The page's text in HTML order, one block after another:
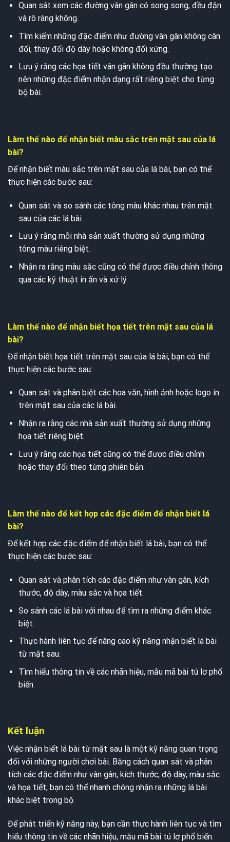
Quan sát xem các đường vân gân có song song, đều đặn
và rõ ràng không.
Tìm kiếm những đặc điểm như đường vân gân không cân
đối, thay đổi độ dày hoặc không đối xứng.
Lưu ý rằng các họa tiết vân gân không đều thường tạo
nên những đặc điểm nhận dạng rất riêng biệt cho từng
bộ bài.
Làm thế nào để nhận biết màu sắc trên mặt sau của lá
bài?
Để nhận biết màu sắc trên mặt sau của lá bài, bạn có thể
thực hiện các bước sau:
Quan sát và so sánh các tông màu khác nhau trên mặt
sau của các lá bài.
Lưu ý rằng mỗi nhà sản xuất thường sử dụng những
tông màu riêng biệt.
Nhận ra rằng màu sắc cũng có thể được điều chỉnh thông
qua các kỹ thuật in ấn và xử lý.
Làm thế nào để nhận biết họa tiết trên mặt sau của lá
bài?
Để nhận biết họa tiết trên mặt sau của lá bài, bạn có thể
thực hiện các bước sau:
Quan sát và phân biệt các hoa văn, hình ảnh hoặc logo in
trên mặt sau của các lá bài.
Nhận ra rằng các nhà sản xuất thường sử dụng những
họa tiết riêng biệt.
Lưu ý rằng các họa tiết cũng có thể được điều chỉnh
hoặc thay đổi theo từng phiên bản.
Làm thế nào để kết hợp các đặc điểm để nhận biết lá
bài?
Để kết hợp các đặc điểm để nhận biết lá bài, bạn có thể
thực hiện các bước sau:
Quan sát và phân tích các đặc điểm như vân gân, kích
thước, độ dày, màu sắc và họa tiết.
So sánh các lá bài với nhau để tìm ra những điểm khác
biệt.
Thực hành liên tục để nâng cao kỹ năng nhận biết lá bài
từ mặt sau.
Tìm hiểu thông tin về các nhãn hiệu, mẫu mã bài tú lơ phổ
biến.
Kết luận
Việc nhận biết lá bài từ mặt sau là một kỹ năng quan trọng
đối với những người chơi bài. Bằng cách quan sát và phân
tích các đặc điểm như vân gân, kích thước, độ dày, màu sắc
và họa tiết, bạn có thể nhanh chóng nhận ra những lá bài
khác biệt trong bộ.
Để phát triển kỹ năng này, bạn cần thực hành liên tục và tìm
hiểu thông tin về các nhãn hiệu, mẫu mã bài tú lơ phổ biến.